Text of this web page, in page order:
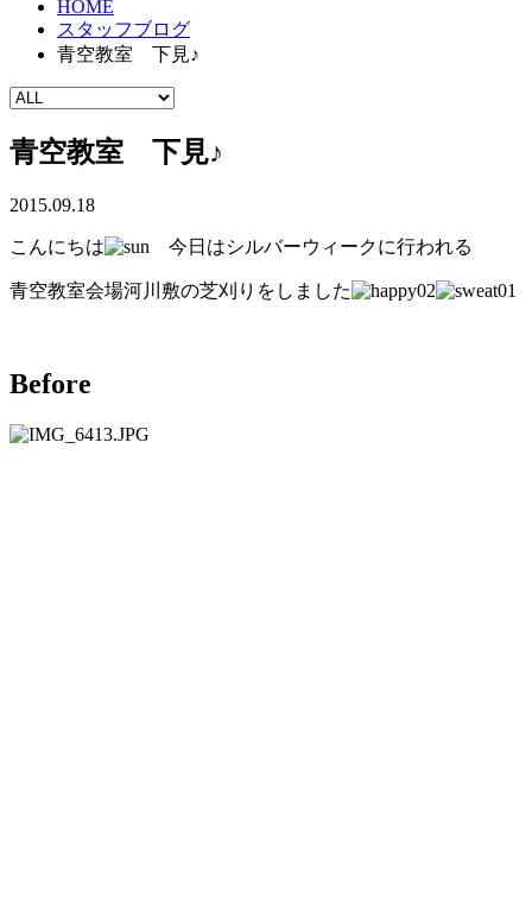
HOME
スタッフブログ
青空教室 下見♪
青空教室 下見♪
2015.09.18
こんにちは 今日はシルバーウィークに行われる
青空教室会場河川敷の芝刈りをしました
Before